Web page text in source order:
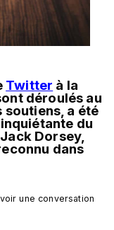
Twitter à la
soutiens, a été
Dorsey,
dans
une conversation